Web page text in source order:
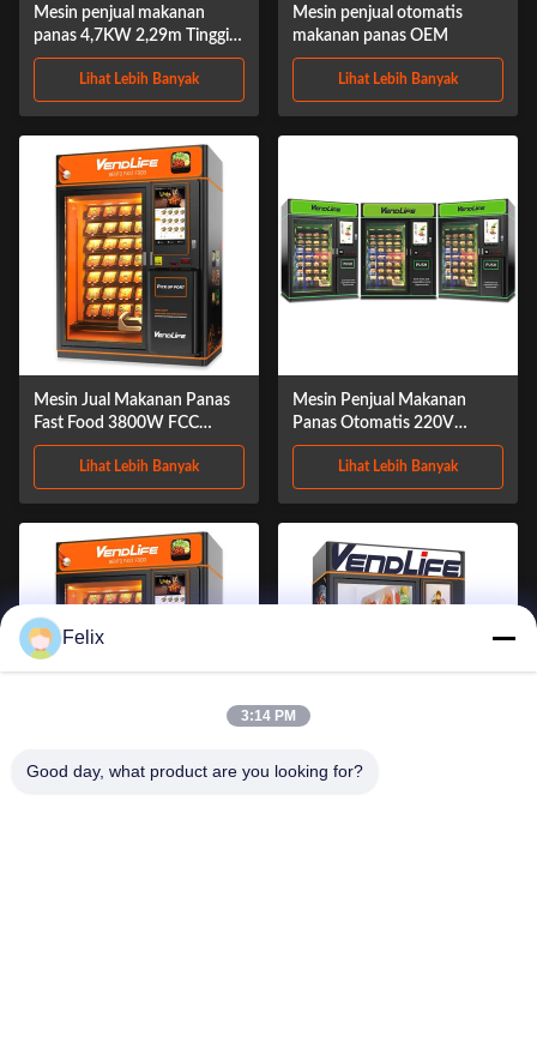
Mesin penjual makanan
panas 4,7KW 2,29m Tinggi
Makan sehat
Lihat Lebih Banyak
Mesin penjual otomatis
makanan panas OEM
Lihat Lebih Banyak
Mesin Jual Makanan Panas
Fast Food 3800W FCC
Disetujui Dengan Layar
MultimediaLihat Lebih Banyak
Mesin Penjual Makanan
Panas Otomatis 220V
Microwave Dilengkapi
Sistem DEXLihat Lebih Banyak
Felix
3:14 PM
Good day, what product are you looking for?